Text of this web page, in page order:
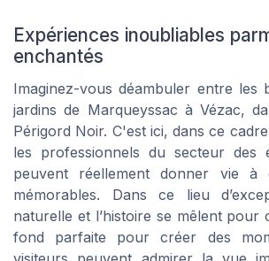
Expériences inoubliables
enchantés
Imaginez-vous déambuler entre les
jardins de Marqueyssac à Vézac,
Périgord Noir. C'est ici, dans ce
les professionnels du secteur des
peuvent réellement donner vie à
mémorables. Dans ce lieu
naturelle et l’histoire se mêlent pour
fond parfaite pour créer des